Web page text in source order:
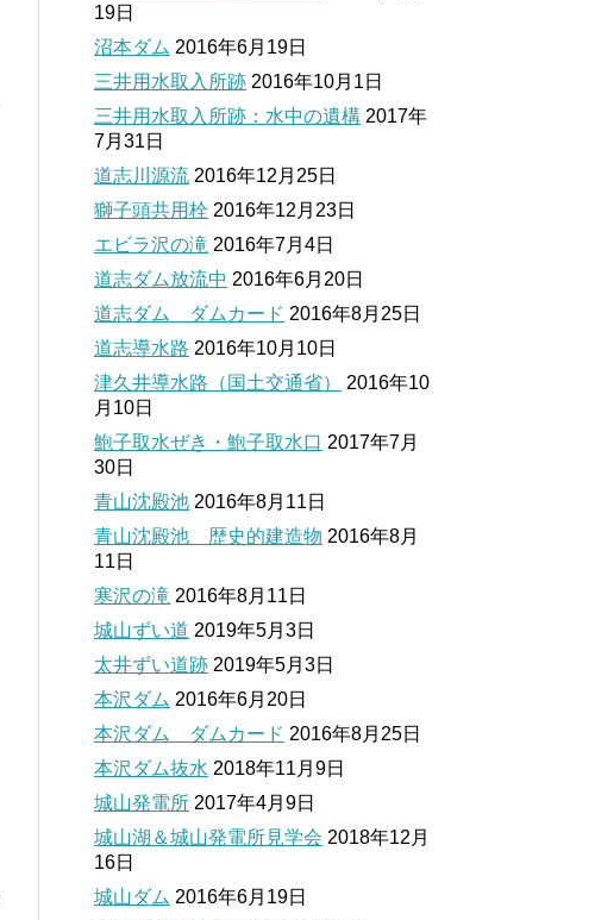
19日
沼本ダム 2016年6月19日
三井用水取入所跡 2016年10月1日
三井用水取入所跡：水中の遺構 2017年
7月31日
道志川源流 2016年12月25日
獅子頭共用栓 2016年12月23日
エビラ沢の滝 2016年7月4日
道志ダム放流中 2016年6月20日
道志ダム ダムカード 2016年8月25日
道志導水路 2016年10月10日
津久井導水路（国土交通省）
2016年10
月10日
鮑子取水ぜき・鮑子取水口 2017年7月
30日
青山沈殿池 2016年8月11日
青山沈殿池 歴史的建造物 2016年8月
11日
寒沢の滝 2016年8月11日
城山ずい道 2019年5月3日
太井ずい道跡 2019年5月3日
本沢ダム 2016年6月20日
本沢ダム ダムカード 2016年8月25日
本沢ダム抜水 2018年11月9日
城山発電所 2017年4月9日
城山湖＆城山発電所見学会 2018年12月
16日
城山ダム 2016年6月19日